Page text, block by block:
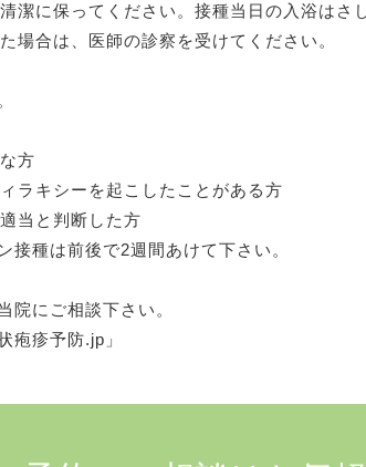
潔に保ってください。接種当日の入浴はさ
場合は、医師の診察を受けてください。
方
ラキシーを起こしたことがある方
当と判断した方
接種は前後で2週間あけて下さい。
院にご相談下さい。
疱疹予防.jp」